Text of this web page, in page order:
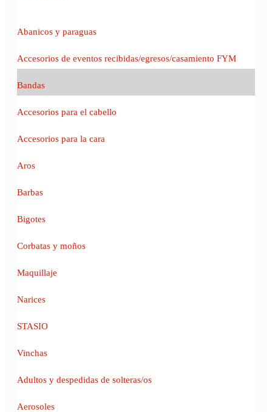
Abanicos y paraguas
Accesorios de eventos recibidas/egresos/casamiento FYM
Bandas
Accesorios para el cabello
Accesorios para la cara
Aros
Barbas
Bigotes
Corbatas y moños
Maquillaje
Narices
STASIO
Vinchas
Adultos y despedidas de solteras/os
Aerosoles